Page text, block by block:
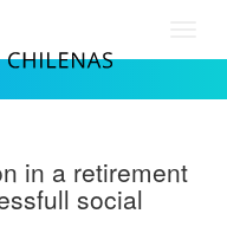
in a retirement
social